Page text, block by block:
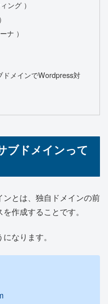
ング ）
ナ ）
メインでWordpress対
ブドメインって
とは、独自ドメインの前
作成することです。
なります。